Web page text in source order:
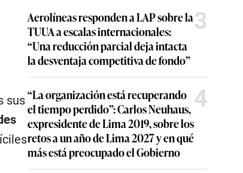
sus
Aerolíneas responden a LAP sobre la
TUUA a escalas internacionales:
“Una reducción parcial deja intacta
la desventaja competitiva de fondo”
3
“La organización está recuperando
el tiempo perdido”: Carlos Neuhaus,
expresidente de Lima 2019, sobre los
retos a un año de Lima 2027 y en qué
más está preocupado el Gobierno
4